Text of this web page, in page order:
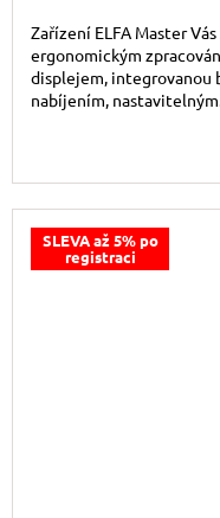
Zařízení ELFA Master
ergonomickým
displejem, integrovanou
nabíjením,
SLEVA až 5% po
registraci